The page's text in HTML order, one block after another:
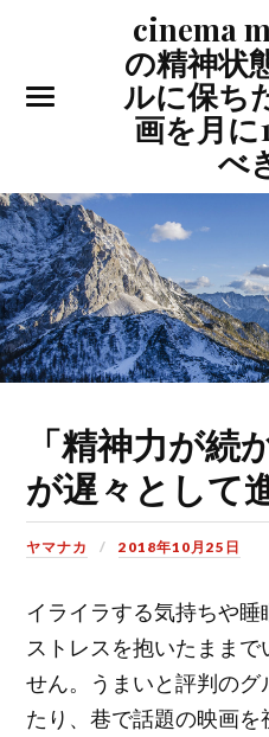
cinema
の精神状
ルに保ち
画を月に
べ
「精神力が続
が遅々として
ヤマナカ 2018年10月25日
イライラする気持ちや睡
ストレスを抱いたまま
せん。うまいと評判の
たり、巷で話題の映画